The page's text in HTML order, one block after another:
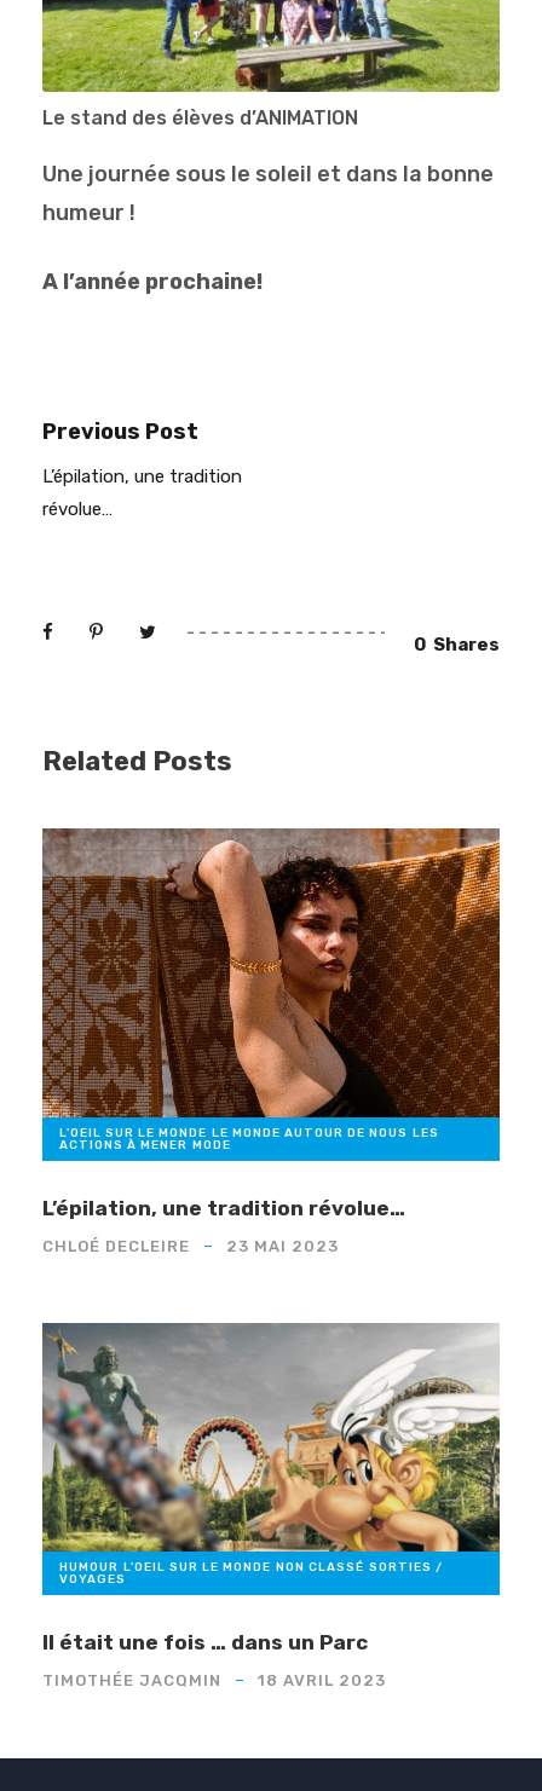
Le stand des élèves d’ANIMATION
Une journée sous le soleil et dans la bonne
humeur !
A l’année prochaine!
Previous Post
L’épilation, une tradition
révolue…
0 Shares
Related Posts
L'OEIL SUR LE MONDE,LE MONDE AUTOUR DE NOUS,LES
ACTIONS À MENER,MODE
L’épilation, une tradition révolue…
CHLOÉ DECLEIRE 23 MAI 2023
HUMOUR,L'OEIL SUR LE MONDE,NON CLASSÉ,SORTIES /
VOYAGES
Il était une fois … dans un Parc
TIMOTHÉE JACQMIN 18 AVRIL 2023